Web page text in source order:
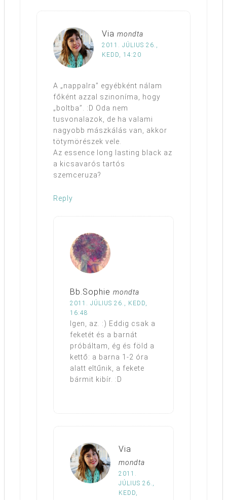
Via mondta
2011. JÚLIUS 26.,
KEDD, 14:20
A „nappalra” egyébként nálam
főként azzal szinoníma, hogy
„boltba”. :D Oda nem
tusvonalazok, de ha valami
nagyobb mászkálás van, akkor
tötymörészek vele.
Az essence long lasting black az
a kicsavarós tartós
szemceruza?
Reply
Bb.Sophie mondta
2011. JÚLIUS 26., KEDD,
16:48
Igen, az. :) Eddig csak a
feketét és a barnát
próbáltam, ég és föld a
kettő: a barna 1-2 óra
alatt eltűnik, a fekete
bármit kibír. :D
Via
mondta
2011.
JÚLIUS 26.,
KEDD,